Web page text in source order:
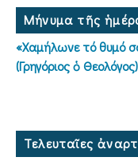
Μήνυμα τῆς
«Χαμήλωνε τό θυμό
(Γρηγόριος ὁ Θεολόγος)
Τελευταῖες